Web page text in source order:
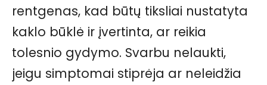
rentgenas, kad būtų tiksliai nustatyta
kaklo būklė ir įvertinta, ar reikia
tolesnio gydymo. Svarbu nelaukti,
jeigu simptomai stiprėja ar neleidžia